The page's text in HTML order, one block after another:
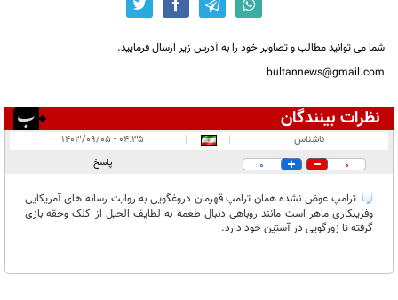
شما می توانید مطالب و تصاویر خود را به آدرس زیر ارسال فرمایید.
bultannews@gmail.com
نظرات بینندگان
در انتظار بررسی:
ناشناس |
|
۰۴:۳۵ - ۱۴۰۳/۰۹/۰۵
0
0 پاسخ
ترامپ عوض نشده همان ترامپ قهرمان دروغگویی به روایت رسانه های آمریکایی
وفریبکاری ماهر است مانند روباهی دنبال طعمه به لطایف الحیل از کلک وحقه بازی
گرفته تا زورگویی در آستین خود دارد.